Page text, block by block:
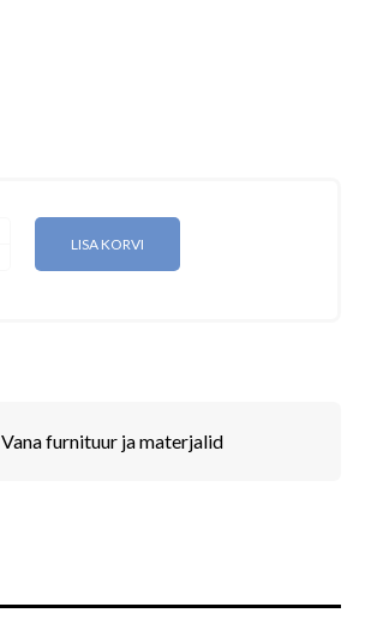
LISA KORVI
Vana furnituur ja materjalid